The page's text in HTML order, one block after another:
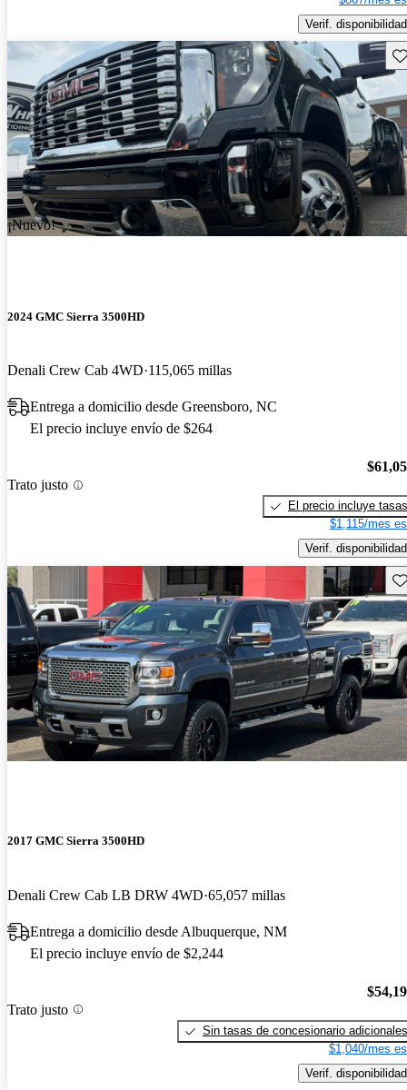
Verif. disponibilidad
¡Nuevo!
2024 GMC Sierra 3500HD
Denali Crew Cab 4WD 115,065 millas
Entrega a domicilio desde Greensboro, NC
El precio incluye envío de $264
Trato justo
El precio incluye tasas
$1,115/mes
Verif. disponibilidad
2017 GMC Sierra 3500HD
Denali Crew Cab LB DRW 4WD 65,057 millas
Entrega a domicilio desde Albuquerque, NM
El precio incluye envío de $2,244
Trato justo
Sin tasas de concesionario adicionales
$1,040/mes
Verif. disponibilidad